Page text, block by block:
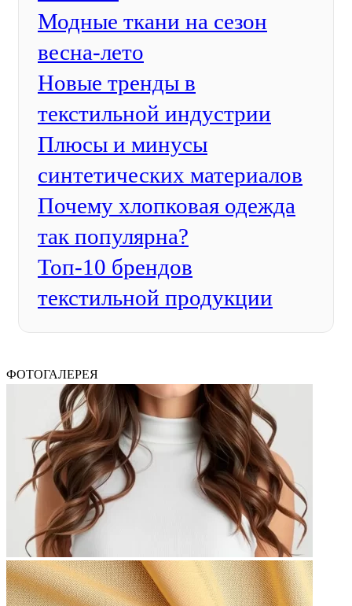
Модные ткани на сезон
весна-лето
Новые тренды в
текстильной индустрии
Плюсы и минусы
синтетических материалов
Почему хлопковая одежда
так популярна?
Топ-10 брендов
текстильной продукции
ФОТОГАЛЕРЕЯ